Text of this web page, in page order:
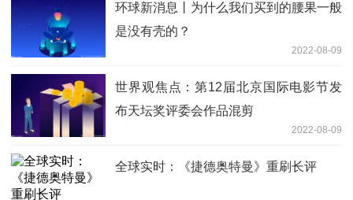
环球新消息丨为什么我们买到的腰果一般
是没有壳的？
2022-08-09
世界观焦点：第12届北京国际电影节发
布天坛奖评委会作品混剪
2022-08-09
全球实时：《捷德奥特曼》重刷长评